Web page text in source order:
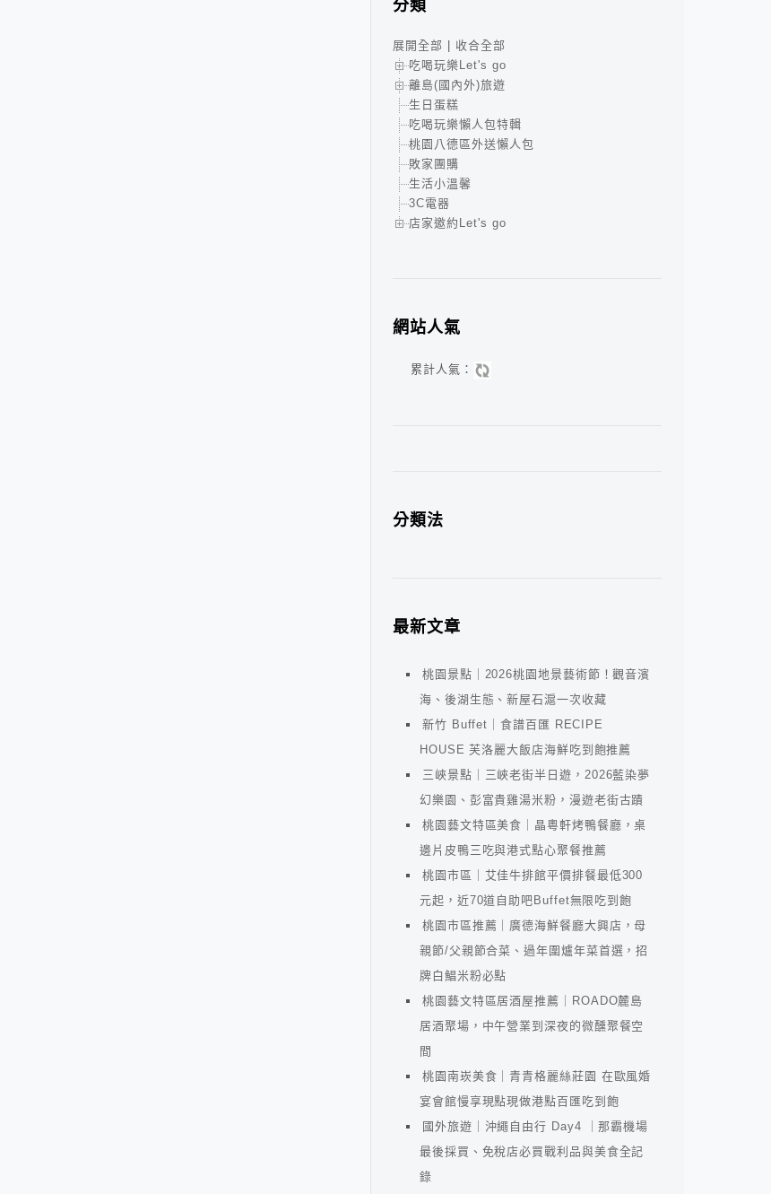
分類
展開全部
收合全部
吃喝玩樂Let's go
離島(國內外)旅遊
生日蛋糕
吃喝玩樂懶人包特輯
桃園八德區外送懶人包
敗家團購
生活小溫馨
3C電器
店家邀約Let's go
網站人氣
累計人氣：
分類法
最新文章
桃園景點｜2026桃園地景藝術節！觀音濱
海、後湖生態、新屋石滬一次收藏
新竹 Buffet｜食譜百匯 RECIPE
HOUSE 芙洛麗大飯店海鮮吃到飽推薦
三峽景點｜三峽老街半日遊，2026藍染夢
幻樂園、彭富貴雞湯米粉，漫遊老街古蹟
桃園藝文特區美食｜晶粵軒烤鴨餐廳，桌
邊片皮鴨三吃與港式點心聚餐推薦
桃園市區｜艾佳牛排館平價排餐最低300
元起，近70道自助吧Buffet無限吃到飽
桃園市區推薦｜廣德海鮮餐廳大興店，母
親節/父親節合菜、過年圍爐年菜首選，招
牌白鯧米粉必點
桃園藝文特區居酒屋推薦｜ROADO麓島
居酒聚場，中午營業到深夜的微醺聚餐空
間
桃園南崁美食｜青青格麗絲莊園 在歐風婚
宴會館慢享現點現做港點百匯吃到飽
國外旅遊｜沖繩自由行 Day4 ｜那霸機場
最後採買、免稅店必買戰利品與美食全記
錄